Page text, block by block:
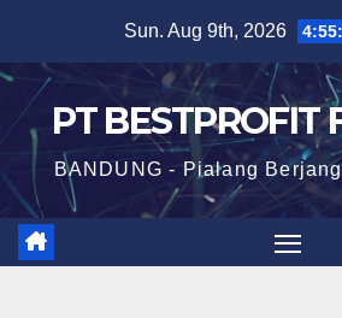
content
Sun. Aug 9th, 2026
PT BESTPROFIT
BANDUNG - Pialang